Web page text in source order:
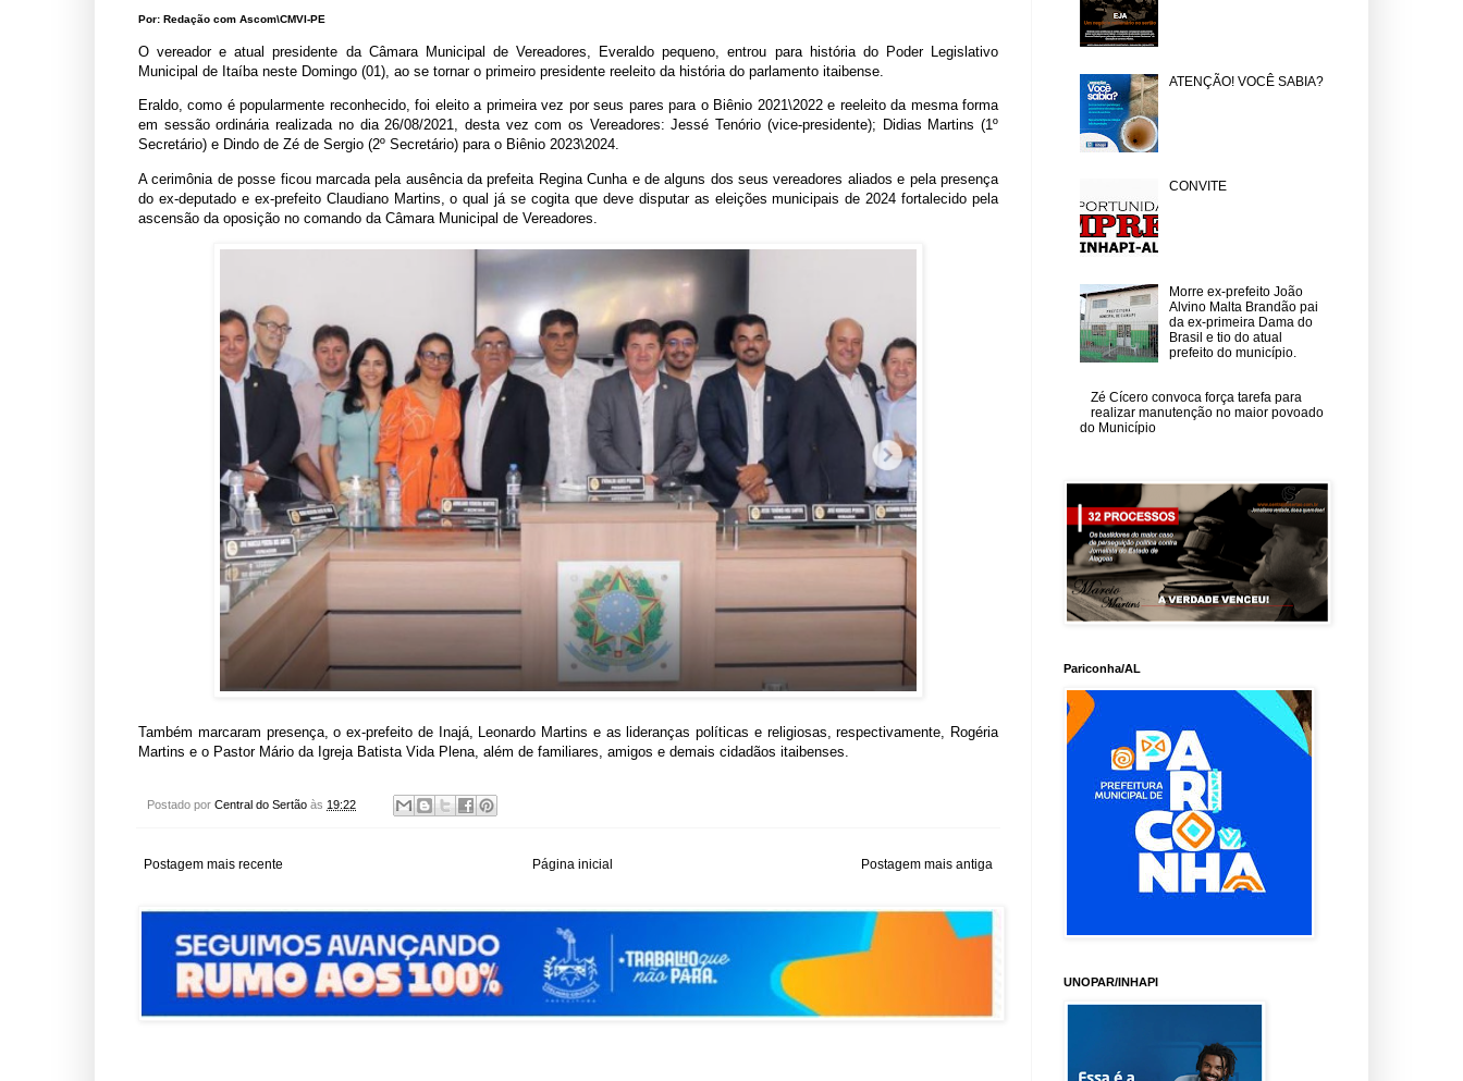
Por: Redação com Ascom\CMVI-PE
O vereador e atual presidente da Câmara Municipal de Vereadores, Everaldo pequeno, entrou para história do Poder Legislativo
Municipal de Itaíba neste Domingo (01), ao se tornar o primeiro presidente reeleito da história do parlamento itaibense.
Eraldo, como é popularmente reconhecido, foi eleito a primeira vez por seus pares para o Biênio 2021\2022 e reeleito da mesma forma
em sessão ordinária realizada no dia 26/08/2021, desta vez com os Vereadores: Jessé Tenório (vice-presidente); Didias Martins (1º
Secretário) e Dindo de Zé de Sergio (2º Secretário) para o Biênio 2023\2024.
A cerimônia de posse ficou marcada pela ausência da prefeita Regina Cunha e de alguns dos seus vereadores aliados e pela presença
do ex-deputado e ex-prefeito Claudiano Martins, o qual já se cogita que deve disputar as eleições municipais de 2024 fortalecido pela
ascensão da oposição no comando da Câmara Municipal de Vereadores.
Também marcaram presença, o ex-prefeito de Inajá, Leonardo Martins e as lideranças políticas e religiosas, respectivamente, Rogéria
Martins e o Pastor Mário da Igreja Batista Vida Plena, além de familiares, amigos e demais cidadãos itaibenses.
Postado por Central do Sertão às 19:22
Postagem mais recente Postagem mais antiga
Página inicial
ATENÇÃO! VOCÊ SABIA?
CONVITE
Morre ex-prefeito João
Alvino Malta Brandão pai
da ex-primeira Dama do
Brasil e tio do atual
prefeito do município.
Zé Cícero convoca força tarefa para
realizar manutenção no maior povoado
do Município
Pariconha/AL
UNOPAR/INHAPI